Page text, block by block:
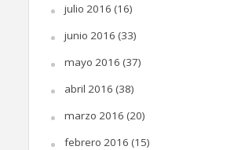
julio 2016 (16)
junio 2016 (33)
mayo 2016 (37)
abril 2016 (38)
marzo 2016 (20)
febrero 2016 (15)